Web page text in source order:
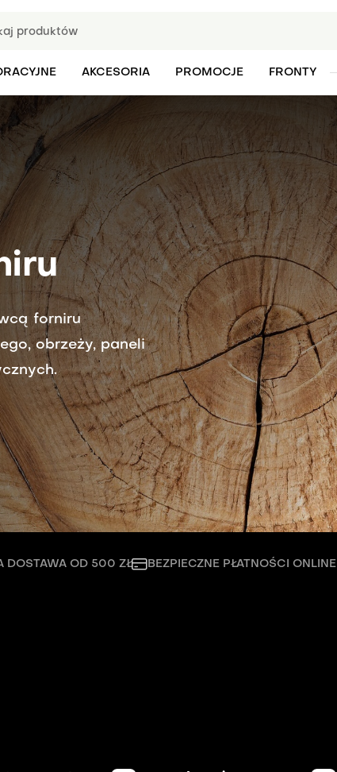
AKCESORIA PROMOCJE FRONTY
forniru
obrzeży, paneli
naturalny i akcesoria.
oraz projektantów.
DOSTAWA OD 500 ZŁ BEZPIECZNE PŁATNOŚCI ONLINE